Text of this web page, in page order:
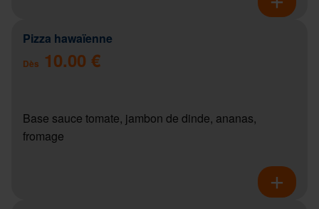
Pizza hawaïenne
Dès 10.00 €
Base sauce tomate, jambon de dinde, ananas,
fromage